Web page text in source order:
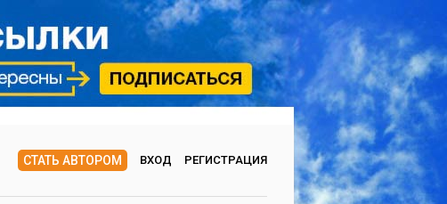
СТАТЬ АВТОРОМ ВХОД РЕГИСТРАЦИЯ